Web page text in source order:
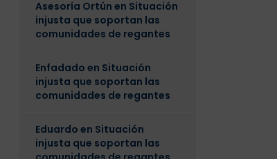
Asesoría Ortún en Situación
injusta que soportan las
comunidades de regantes
Enfadado en Situación
injusta que soportan las
comunidades de regantes
Eduardo en Situación
injusta que soportan las